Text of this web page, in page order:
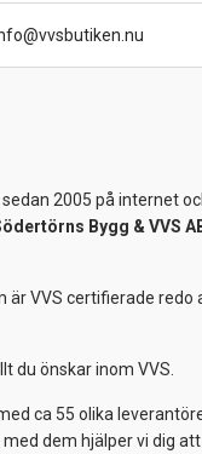
2005 på internet
Bygg & VVS
är VVS certifierade redo
du önskar inom VVS.
ca 55 olika
dem hjälper vi dig